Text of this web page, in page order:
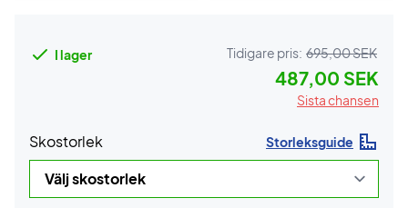
I lager Tidigare pris: 695,00 SEK
487,00 SEK
Sista chansen
Skostorlek Storleksguide